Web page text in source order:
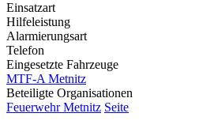
Einsatzart
Hilfeleistung
Alarmierungsart
Telefon
Eingesetzte Fahrzeuge
MTF-A Metnitz
Beteiligte Organisationen
Feuerwehr Metnitz Seite